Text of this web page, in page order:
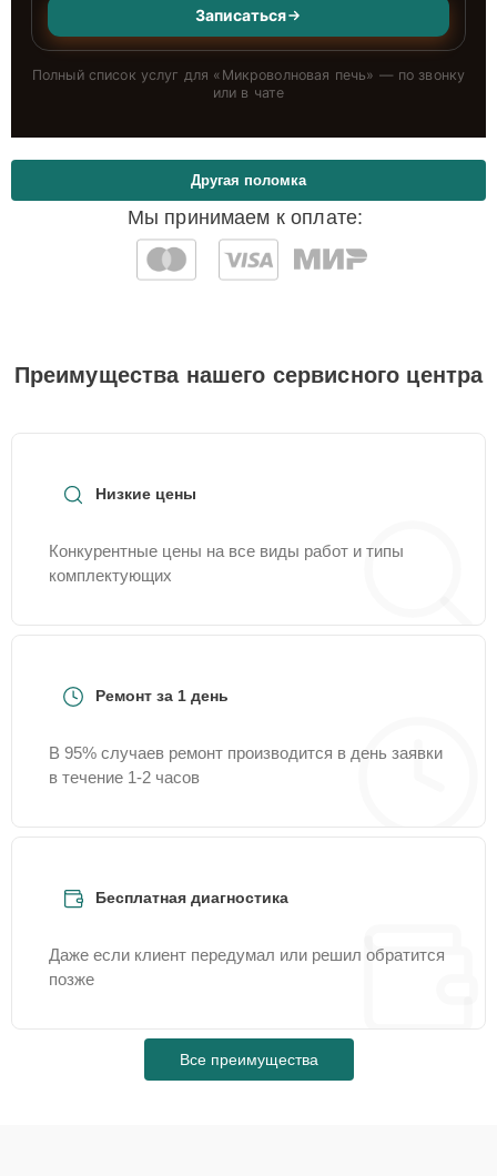
Записаться
Полный список услуг для « Микроволновая печь» — по звонку
или в чате
Мы принимаем к оплате:
Другая поломка
Преимущества нашего сервисного центра
Низкие цены
Конкурентные цены на все виды работ и типы
комплектующих
Ремонт за 1 день
В 95% случаев ремонт производится в день заявки
в течение 1-2 часов
Бесплатная диагностика
Даже если клиент передумал или решил обратится
позже
Все преимущества